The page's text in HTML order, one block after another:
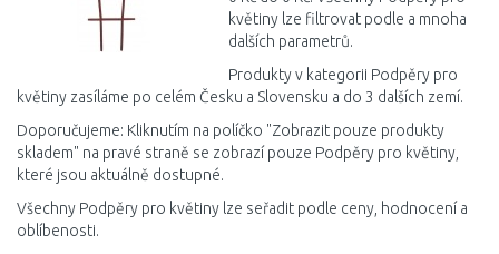
květiny lze filtrovat podle a mnoha
dalších parametrů.
Produkty v kategorii Podpěry pro
květiny zasíláme po celém Česku a Slovensku a do 3 dalších zemí.
Doporučujeme: Kliknutím na políčko "Zobrazit pouze produkty
skladem" na pravé straně se zobrazí pouze Podpěry pro květiny,
které jsou aktuálně dostupné.
Všechny Podpěry pro květiny lze seřadit podle ceny, hodnocení a
oblíbenosti.